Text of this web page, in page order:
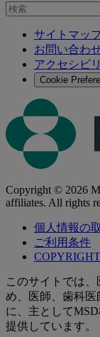
を
サイトマッ
お問い合わ
アクセシビ
Cookie
Copyright © 2026
affiliates. All rights
個人情報の
ご利用条件
COPYRIGHT
このサイトでは
め、医師、歯科医
に、主として
提供しています。